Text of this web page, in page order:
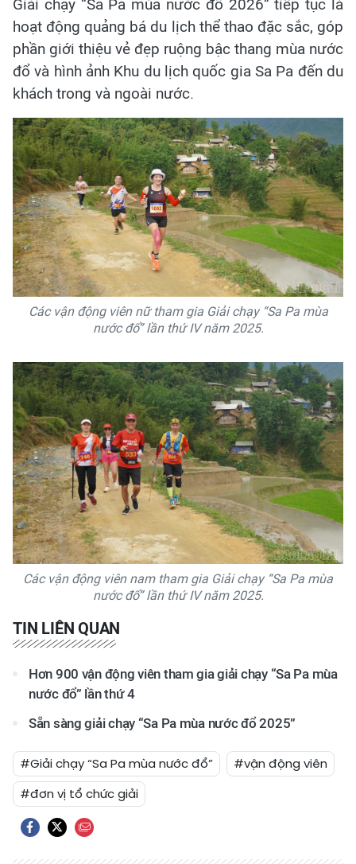
Giải chạy “Sa Pa mùa nước đổ 2026” tiếp tục là
hoạt động quảng bá du lịch thể thao đặc sắc, góp
phần giới thiệu vẻ đẹp ruộng bậc thang mùa nước
đổ và hình ảnh Khu du lịch quốc gia Sa Pa đến du
khách trong và ngoài nước.
Các vận động viên nữ tham gia Giải chạy “Sa Pa mùa
nước đổ” lần thứ IV năm 2025.
Các vận động viên nam tham gia Giải chạy “Sa Pa mùa
nước đổ” lần thứ IV năm 2025.
TIN LIÊN QUAN
Hơn 900 vận động viên tham gia giải chạy “Sa Pa mùa
nước đổ” lần thứ 4
Sẵn sàng giải chạy “Sa Pa mùa nước đổ 2025”
#Giải chạy “Sa Pa mùa nước đổ”
#vận động viên
#đơn vị tổ chức giải